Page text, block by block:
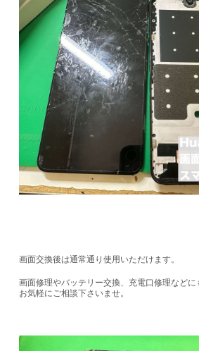
画面交換後は通常通り使用いただけます。
画面修理やバッテリー交換、充電口修理など
お気軽にご相談下さいませ。